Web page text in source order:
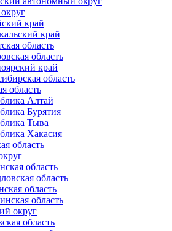
край
край
область
область
край
область
область
Алтай
Бурятия
Тыва
Хакасия
область
область
область
область
область
округ
область